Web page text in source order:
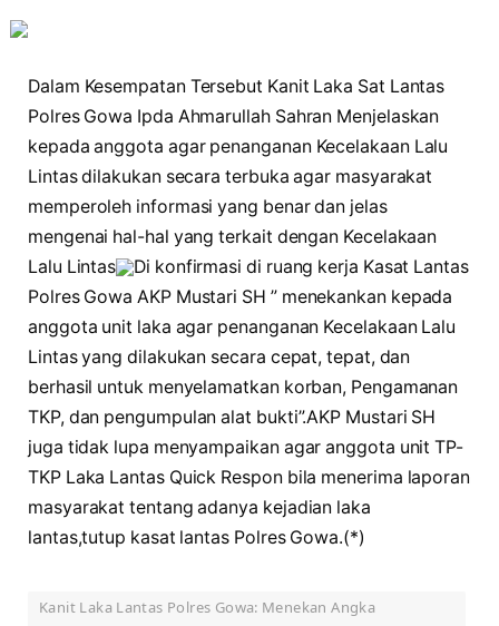
Dalam Kesempatan Tersebut Kanit Laka Sat Lantas
Polres Gowa Ipda Ahmarullah Sahran Menjelaskan
kepada anggota agar penanganan Kecelakaan Lalu
Lintas dilakukan secara terbuka agar masyarakat
memperoleh informasi yang benar dan jelas
mengenai hal-hal yang terkait dengan Kecelakaan
Lalu Lintas
Di konfirmasi di ruang kerja Kasat Lantas
Polres Gowa AKP Mustari SH ” menekankan kepada
anggota unit laka agar penanganan Kecelakaan Lalu
Lintas yang dilakukan secara cepat, tepat, dan
berhasil untuk menyelamatkan korban, Pengamanan
TKP, dan pengumpulan alat bukti”.AKP Mustari SH
juga tidak lupa menyampaikan agar anggota unit TP-
TKP Laka Lantas Quick Respon bila menerima laporan
masyarakat tentang adanya kejadian laka
lantas,tutup kasat lantas Polres Gowa.(*)
Kanit Laka Lantas Polres Gowa: Menekan Angka